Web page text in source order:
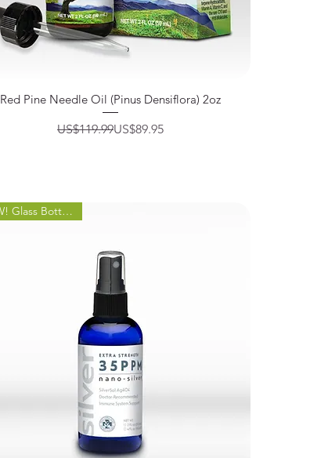
제품보기
Red Pine Needle Oil (Pinus Densiflora) 2oz
일반가
US$119.99할인가
US$89.95
NEW! Glass Bottle Spray